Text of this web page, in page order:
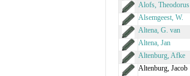
Alofs, Theodorus
Alsemgeest, W.
Altena, G. van
Altena, Jan
Altenburg, Afke
Altenburg, Jacob